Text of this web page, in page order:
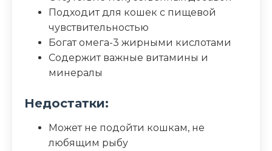
Подходит для кошек с пищевой
чувствительностью
Богат омега-3 жирными кислотами
Содержит важные витамины и
минералы
Недостатки:
Может не подойти кошкам, не
любящим рыбу